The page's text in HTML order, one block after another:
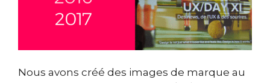
Nous avons créé des images de marque au